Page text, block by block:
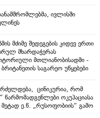
ივლისში
მძიმე შედეგების კიდევ ერთი
სრულ მხარდაჭერას
მთლიანობისადმი -
საგარეო უწყებები
ცინიკურია, რომ
წარმომადგენლები ოკუპაციასა
ე.წ. „რუსოფობიის“ გამო